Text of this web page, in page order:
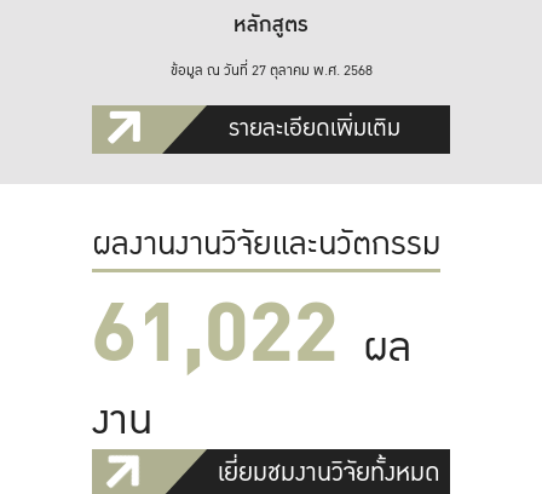
หลักสูตร
ข้อมูล ณ วันที่ 27 ตุลาคม พ.ศ. 2568
รายละเอียดเพิ่มเติม
ผลงานงานวิจัยและนวัตกรรม
61,022 ผล
งาน
เยี่ยมชมงานวิจัยทั้งหมด